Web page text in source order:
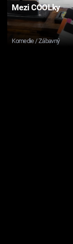
Mezi COOLky
Komedie / Zábavný